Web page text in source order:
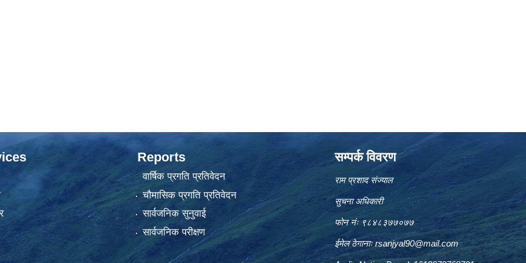
Reports
वार्षिक प्रगति प्रतिवेदन
चौमासिक प्रगति प्रतिवेदन
सार्वजनिक सुनुवाई
सार्वजनिक परीक्षण
सम्पर्क विवरण
राम प्रशाद संज्याल
सुचना अधिकारी
फोन नंः ९८४८३७७०७७
ईमेल ठेगानाःrsanjyal90@mail.com